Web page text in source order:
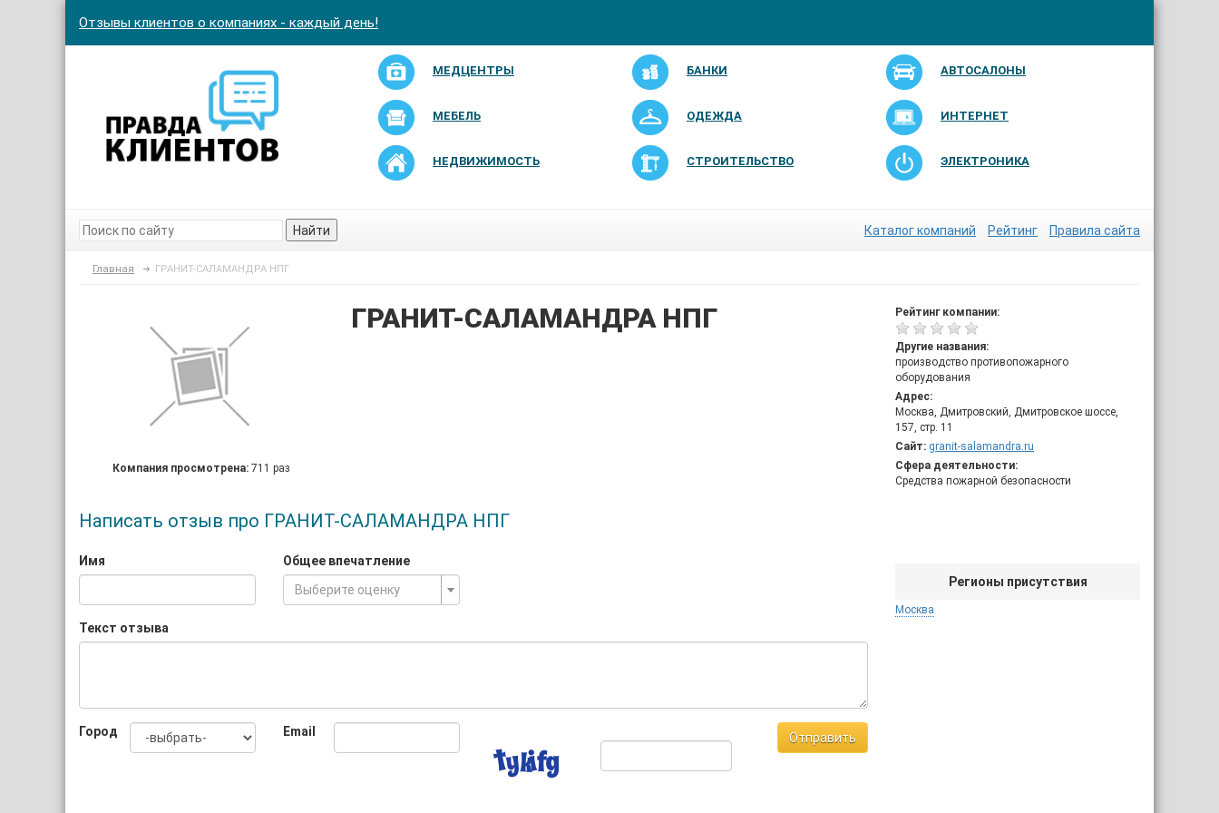
Отзывы клиентов о компаниях - каждый день!
МЕДЦЕНТРЫ БАНКИ АВТОСАЛОНЫ
МЕБЕЛЬ ОДЕЖДА ИНТЕРНЕТ
НЕДВИЖИМОСТЬ СТРОИТЕЛЬСТВО ЭЛЕКТРОНИКА
Найти Каталог компаний Рейтинг Правила сайта
Главная ГРАНИТ-САЛАМАНДРА НПГ
Рейтинг компании:
Другие названия:
производство противопожарного
оборудования
Адрес:
Москва, Дмитровский, Дмитровское шоссе,
157, стр. 11
Сайт: granit-salamandra.ru
Сфера деятельности:
Средства пожарной безопасности
Регионы присутствия
Москва
Компания просмотрена: 711 раз
ГРАНИТ-САЛАМАНДРА НПГ
Написать отзыв про ГРАНИТ-САЛАМАНДРА НПГ
Имя
Общее впечатление
Выберите оценку
Текст отзыва
Город Email Отправить